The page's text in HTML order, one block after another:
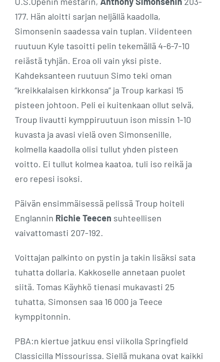
177. Hän aloitti sarjan neljällä kaadolla,
Simonsenin saadessa vain tuplan. Viidenteen
ruutuun Kyle tasoitti pelin tekemällä 4-6-7-10
reiästä tyhjän. Eroa oli vain yksi piste.
Kahdeksanteen ruutuun Simo teki oman
”kreikkalaisen kirkkonsa” ja Troup karkasi 15
pisteen johtoon. Peli ei kuitenkaan ollut selvä,
Troup livautti kymppiruutuun ison missin 1-10
kuvasta ja avasi vielä oven Simonsenille,
kolmella kaadolla olisi tullut yhden pisteen
voitto. Ei tullut kolmea kaatoa, tuli iso reikä ja
ero repesi isoksi.
Päivän ensimmäisessä pelissä Troup hoiteli
Englannin Richie Teecen suhteellisen
vaivattomasti 207-192.
Voittajan palkinto on pystin ja takin lisäksi sata
tuhatta dollaria. Kakkoselle annetaan puolet
siitä. Tomas Käyhkö tienasi mukavasti 25
tuhatta, Simonsen saa 16 000 ja Teece
kymppitonnin.
PBA:n kiertue jatkuu ensi viikolla Springfield
Classicilla Missourissa. Siellä mukana ovat kaikki